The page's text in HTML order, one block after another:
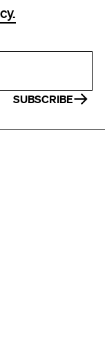
SUBSCRIBE